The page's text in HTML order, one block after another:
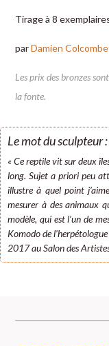
Tirage à 8
parDamien
Les prix des bronzes
la fonte.
Le mot du sculpteur :
« Ce reptile vit sur deux
long. Sujet a priori peu
illustre à quel point
mesurer à des animaux
modèle, qui est l’un de
Komodo de
2017 au Salon des